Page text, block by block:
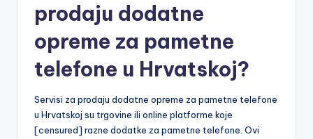
prodaju dodatne
opreme za pametne
telefone u Hrvatskoj?
Servisi za prodaju dodatne opreme za pametne telefone
u Hrvatskoj su trgovine ili online platforme koje
[censured] razne dodatke za pametne telefone. Ovi